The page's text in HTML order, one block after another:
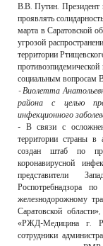
В.В. Путин. Президент
проявлять
марта в Саратовской
угрозой
территории
социальным вопросам
- Виолетта
района с целью
инфекционного
- В связи с
территории страны в
создан штаб по
коронавирусной
представители
Роспотребнадзора
железнодорожному
Саратовской
«РЖД-Медицина г.
сотрудники